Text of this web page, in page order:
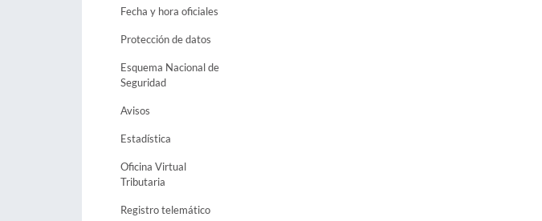
Fecha y hora oficiales
Protección de datos
Esquema Nacional de
Seguridad
Avisos
Estadística
Oficina Virtual
Tributaria
Registro telemático